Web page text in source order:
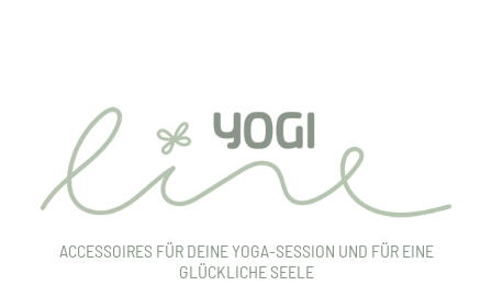
ACCESSOIRES FÜR DEINE YOGA-SESSION UND FÜR EINE
GLÜCKLICHE SEELE